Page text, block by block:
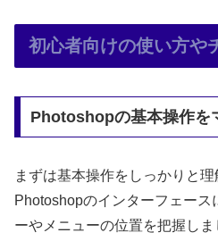
初心者向けの使い方や
Photoshopの基本操作を
まずは基本操作をしっかりと理
Photoshopのインターフェー
ーやメニューの位置を把握し